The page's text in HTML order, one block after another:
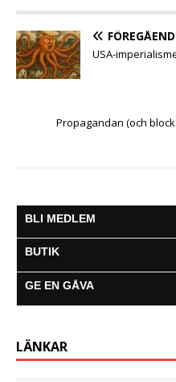
r
USA-
Propagandan (och
BLI MEDLEM
BUTIK
GE EN GÅVA
LÄNKAR